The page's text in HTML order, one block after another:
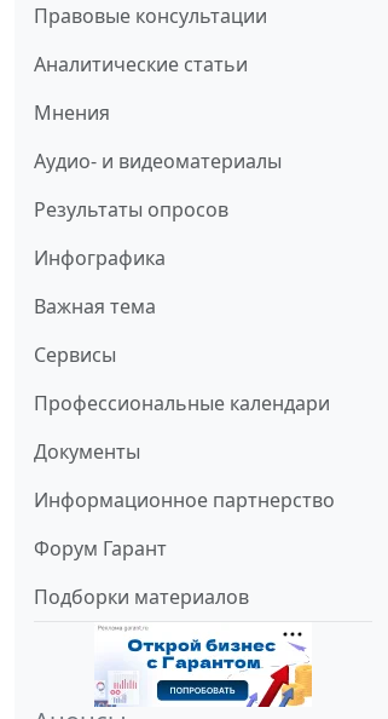
Правовые консультации
Аналитические статьи
Мнения
Аудио- и видеоматериалы
Результаты опросов
Инфографика
Важная тема
Сервисы
Профессиональные календари
Документы
Информационное партнерство
Форум Гарант
Подборки материалов